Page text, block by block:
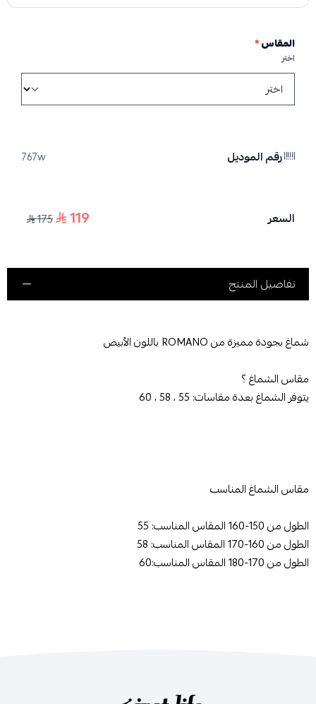
المقاس*
اختر
رقم الموديل 767w
السعر 119
175
تفاصيل المنتج
شماغ بجودة مميزة من ROMANO باللون الأبيض
مقاس الشماغ ؟
يتوفر الشماغ بعدة مقاسات: 55 ، 58 ، 60
مقاس الشماغ المناسب
الطول من 150-160 المقاس المناسب: 55
الطول من 160-170 المقاس المناسب: 58
الطول من 170-180 المقاس المناسب:60